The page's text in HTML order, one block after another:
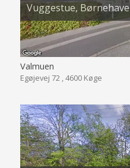
Vuggestue, Børnehave
Valmuen
Egøjevej 72 , 4600 Køge